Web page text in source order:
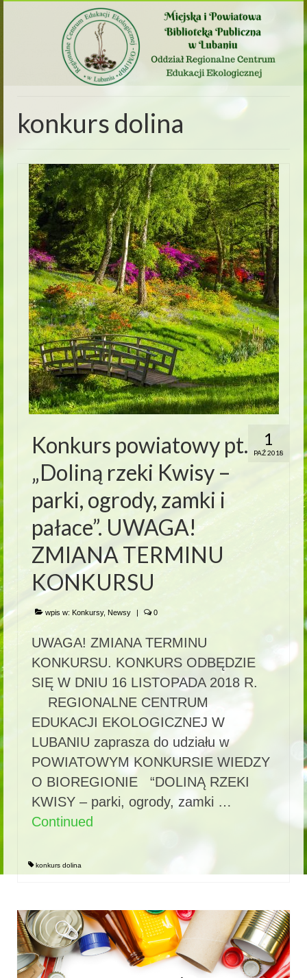
konkurs dolina
1
PAŹ 2018
Konkurs powiatowy pt.
„Doliną rzeki Kwisy –
parki, ogrody, zamki i
pałace”. UWAGA!
ZMIANA TERMINU
KONKURSU
wpis w: Konkursy, Newsy | 0
UWAGA! ZMIANA TERMINU
KONKURSU. KONKURS ODBĘDZIE
SIĘ W DNIU 16 LISTOPADA 2018 R.
REGIONALNE CENTRUM
EDUKACJI EKOLOGICZNEJ W
LUBANIU zaprasza do udziału w
POWIATOWYM KONKURSIE WIEDZY
O BIOREGIONIE “DOLINĄ RZEKI
KWISY – parki, ogrody, zamki …
Continued
konkurs dolina